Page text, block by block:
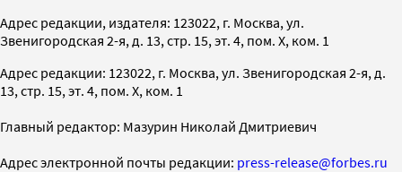
Адрес редакции, издателя: 123022, г. Москва, ул.
Звенигородская 2-я, д. 13, стр. 15, эт. 4, пом. X, ком. 1
Адрес редакции: 123022, г. Москва, ул. Звенигородская 2-я, д.
13, стр. 15, эт. 4, пом. X, ком. 1
Главный редактор: Мазурин Николай Дмитриевич
Адрес электронной почты редакции: press-release@forbes.ru